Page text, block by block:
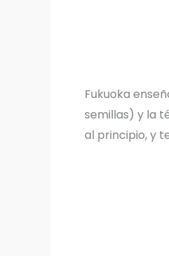
Fukuoka
semillas) y la
al principio, y